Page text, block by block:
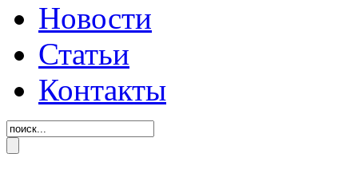
Новости
Статьи
Контакты